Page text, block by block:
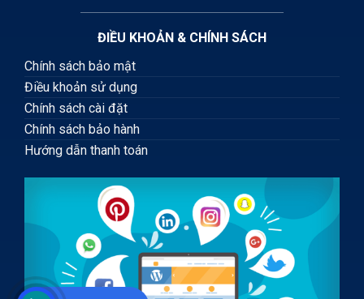
ĐIỀU KHOẢN & CHÍNH SÁCH
Chính sách bảo mật
Điều khoản sử dụng
Chính sách cài đặt
Chính sách bảo hành
Hướng dẫn thanh toán